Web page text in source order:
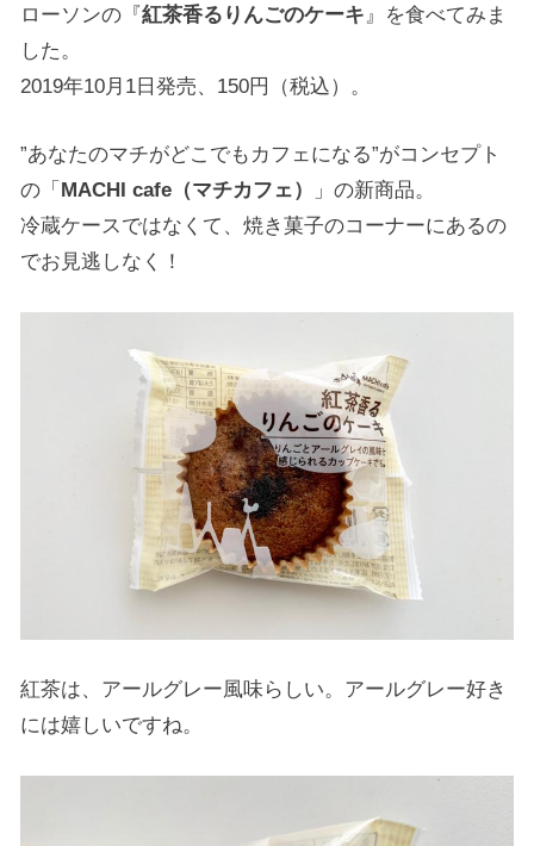
ローソンの『紅茶香るりんごのケーキ 』を食べてみま
した。
2019年10月1日発売、150円（税込）。
”あなたのマチがどこでもカフェになる”がコンセプト
の「 MACHI cafe（マチカフェ）
」の新商品。
冷蔵ケースではなくて、焼き菓子のコーナーにあるの
でお見逃しなく！
紅茶は、アールグレー風味らしい。アールグレー好き
には嬉しいですね。